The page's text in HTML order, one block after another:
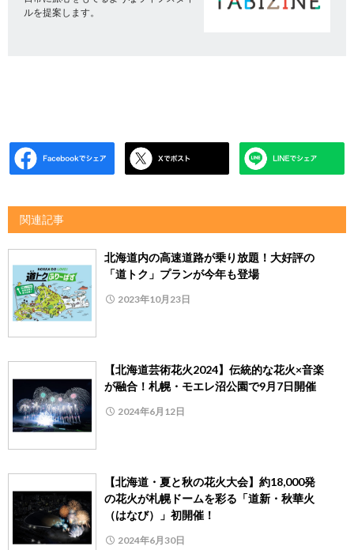
ルを提案します。
関連記事
北海道内の高速道路が乗り放題！大好評の
「道トク」プランが今年も登場
2023年10月23日
【北海道芸術花火2024】伝統的な花火×音楽
が融合！札幌・モエレ沼公園で9月7日開催
2024年6月12日
【北海道・夏と秋の花火大会】約18,000発
の花火が札幌ドームを彩る「道新・秋華火
（はなび）」初開催！
2024年6月30日